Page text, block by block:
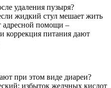
удаления пузыря?
жидкий стул мешает жить
адресной помощи –
коррекция питания дают
при этом виде диареи?
избыток желчных кислот